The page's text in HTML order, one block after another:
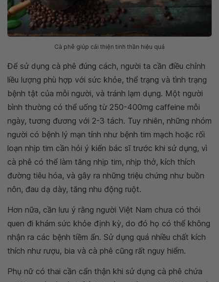
Cà phê giúp cải thiện tinh thần hiệu quả
Để sử dụng cà phê đúng cách, người ta cần điều chỉnh
liều lượng phù hợp với sức khỏe, thể trạng và tình trạng
bệnh tật của mỗi người, và tránh lạm dụng. Một người
bình thường có thể uống từ 250-400mg caffeine mỗi
ngày, tương đương với 2-3 tách. Tuy nhiên, những nhóm
người có bệnh lý mạn tính như bệnh tim mạch hoặc rối
loạn nhịp tim cần hỏi ý kiến bác sĩ trước khi sử dụng, vì
cà phê có thể làm tăng nhịp tim, nhịp thở, kích thích
đường tiêu hóa, và gây ra những triệu chứng như buồn
nôn, đau dạ dày, tăng nhu động ruột.
Hơn nữa, cần lưu ý rằng người Việt Nam chưa có thói
quen đi khám sức khỏe định kỳ, do đó họ có thể không
nhận ra các bệnh tiềm ẩn. Sử dụng quá nhiều chất kích
thích như rượu, bia và cà phê cũng rất nguy hiểm.
Phụ nữ có thai cần cẩn thận khi sử dụng cà phê chứa